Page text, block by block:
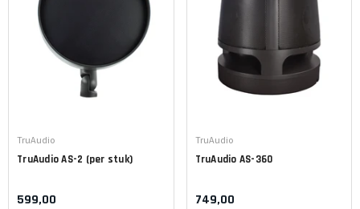
Leverancier:
TruAudio
TruAudioAS-2 (per stuk)
599,00
Leverancier:
TruAudio
TruAudio AS-360
749,00